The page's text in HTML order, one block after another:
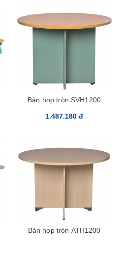
Bàn họp tròn SVH1200
1.487.180 đ
Bàn họp tròn ATH1200